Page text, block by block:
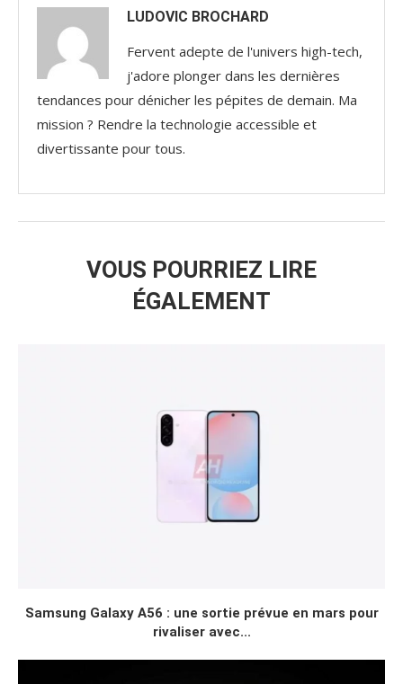
LUDOVIC BROCHARD
Fervent adepte de l'univers high-tech,
j'adore plonger dans les dernières
tendances pour dénicher les pépites de demain. Ma
mission ? Rendre la technologie accessible et
divertissante pour tous.
VOUS POURRIEZ LIRE
ÉGALEMENT
Samsung Galaxy A56 : une sortie prévue en mars pour
rivaliser avec...